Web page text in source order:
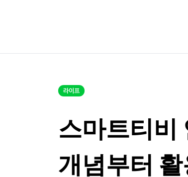
라이프
스마트티비
개념부터